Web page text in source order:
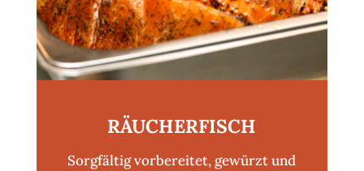
RÄUCHERFISCH
Sorgfältig vorbereitet, gewürzt und